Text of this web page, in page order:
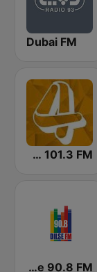
Dubai FM
Gold 101.3 FM
Dilse 90.8 FM